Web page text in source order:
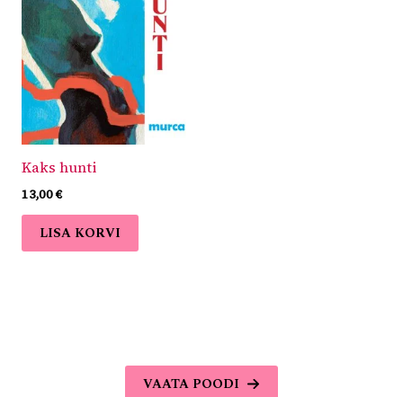
Kaks hunti
13,00€
LISA KORVI
VAATA POODI